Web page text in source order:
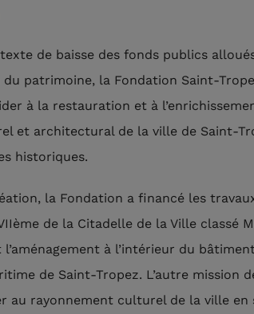
de baisse des fonds publics
du patrimoine, la Fondation Saint-
à la restauration et à
et architectural de la ville de Saint-
historiques.
la Fondation a financé les
de la Citadelle de la Ville classé
à l’intérieur du
de Saint-Tropez. L’autre mission
au rayonnement culturel de la ville en